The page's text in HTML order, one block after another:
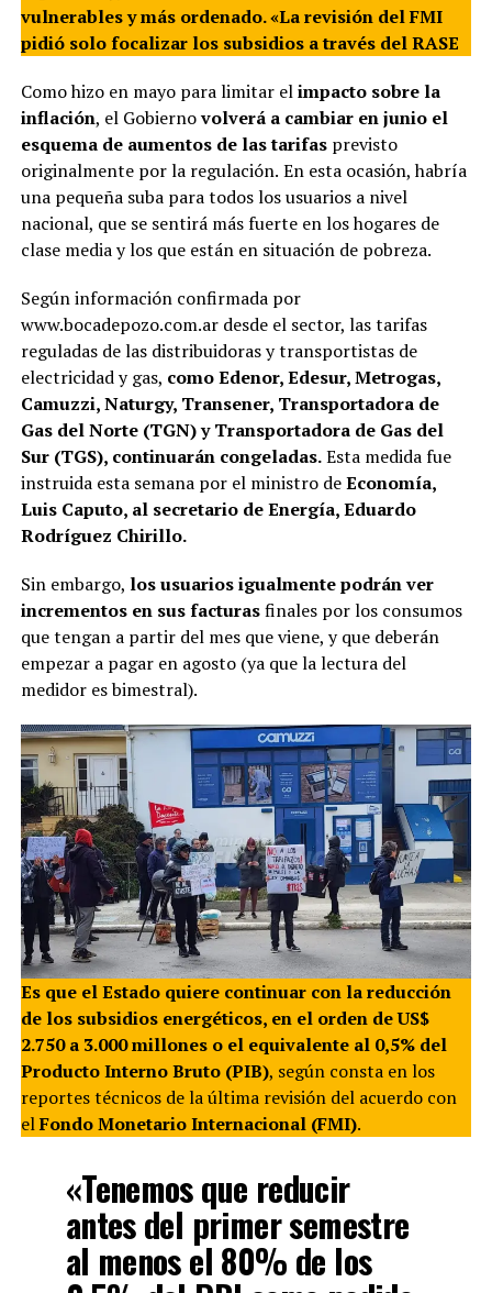
vulnerables y más ordenado. «La revisión del FMI
pidió solo focalizar los subsidios a través del RASE
Como hizo en mayo para limitar elimpacto sobre la
inflación, el Gobiernovolverá a cambiar en junio el
esquema de aumentos de las tarifas previsto
originalmente por la regulación. En esta ocasión, habría
una pequeña suba para todos los usuarios a nivel
nacional, que se sentirá más fuerte en los hogares de
clase media y los que están en situación de pobreza.
Según información confirmada por
www.bocadepozo.com.ar desde el sector, las tarifas
reguladas de las distribuidoras y transportistas de
electricidad y gas, como Edenor, Edesur, Metrogas,
Camuzzi, Naturgy, Transener, Transportadora de
Gas del Norte (TGN) y Transportadora de Gas del
Sur (TGS), continuarán congeladas.Esta medida fue
instruida esta semana por el ministro deEconomía,
Luis Caputo, al secretario de Energía, Eduardo
Rodríguez Chirillo.
Sin embargo, los usuarios igualmente podrán ver
incrementos en sus facturasfinales por los consumos
que tengan a partir del mes que viene, y que deberán
empezar a pagar en agosto (ya que la lectura del
medidor es bimestral).
Es que el Estado quiere continuar con la reducción
de los subsidios energéticos, en el orden de US$
2.750 a 3.000 millones o el equivalente al 0,5% del
Producto Interno Bruto (PIB), según consta en los
reportes técnicos de la última revisión del acuerdo con
elFondo Monetario Internacional (FMI).
«Tenemos que reducir
antes del primer semestre
al menos el 80% de los